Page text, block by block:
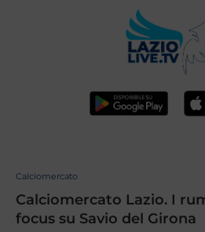
Calciomercato
Calciomercato Lazio. I
focus su Savio del Girona